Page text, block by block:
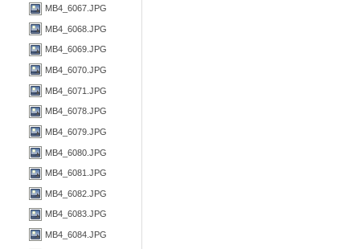
MB4_6067.JPG
MB4_6068.JPG
MB4_6069.JPG
MB4_6070.JPG
MB4_6071.JPG
MB4_6078.JPG
MB4_6079.JPG
MB4_6080.JPG
MB4_6081.JPG
MB4_6082.JPG
MB4_6083.JPG
MB4_6084.JPG